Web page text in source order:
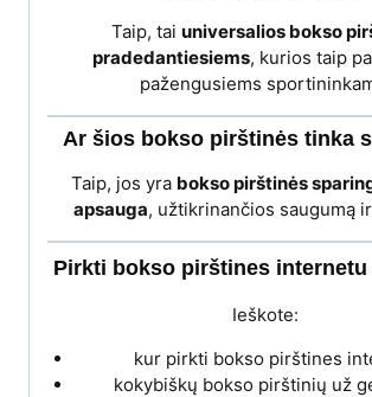
Taip, tai universalios bokso
pradedantiesiems, kurios taip
pažengusiems
Ar šios bokso pirštinės tinka
Taip, jos yra bokso pirštinės
apsauga, užtikrinančios saugumą
Pirkti bokso pirštines internetu
Ieškote:
kur pirkti bokso pirštines
kokybiškų bokso pirštinių už